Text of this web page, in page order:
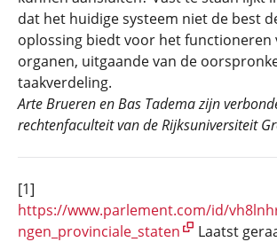
dat het huidige systeem niet de best
oplossing biedt voor het functioneren
organen, uitgaande van de
taakverdeling.
Arte Brueren en Bas Tadema zijn
rechtenfaculteit van de Rijksuniversiteit
[1]
https://www.parlement.com/id/
ngen_provinciale_staten
Laatst